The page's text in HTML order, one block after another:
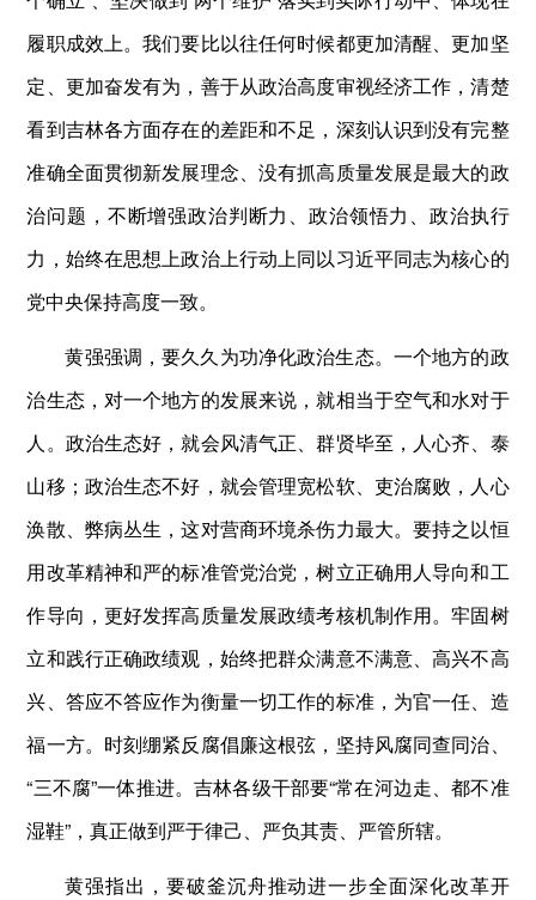
履职成效上。我们要比以往任何时候都更加清醒、更加坚
定、更加奋发有为，善于从政治高度审视经济工作，清楚
看到吉林各方面存在的差距和不足，深刻认识到没有完整
准确全面贯彻新发展理念、没有抓高质量发展是最大的政
治问题，不断增强政治判断力、政治领悟力、政治执行
力，始终在思想上政治上行动上同以习近平同志为核心的
党中央保持高度一致。
黄强强调，要久久为功净化政治生态。一个地方的政
治生态，对一个地方的发展来说，就相当于空气和水对于
人。政治生态好，就会风清气正、群贤毕至，人心齐、泰
山移；政治生态不好，就会管理宽松软、吏治腐败，人心
涣散、弊病丛生，这对营商环境杀伤力最大。要持之以恒
用改革精神和严的标准管党治党，树立正确用人导向和工
作导向，更好发挥高质量发展政绩考核机制作用。牢固树
立和践行正确政绩观，始终把群众满意不满意、高兴不高
兴、答应不答应作为衡量一切工作的标准，为官一任、造
福一方。时刻绷紧反腐倡廉这根弦，坚持风腐同查同治、
“三不腐”一体推进。吉林各级干部要“常在河边走、都不准
湿鞋”，真正做到严于律己、严负其责、严管所辖。
黄强指出，要破釜沉舟推动进一步全面深化改革开